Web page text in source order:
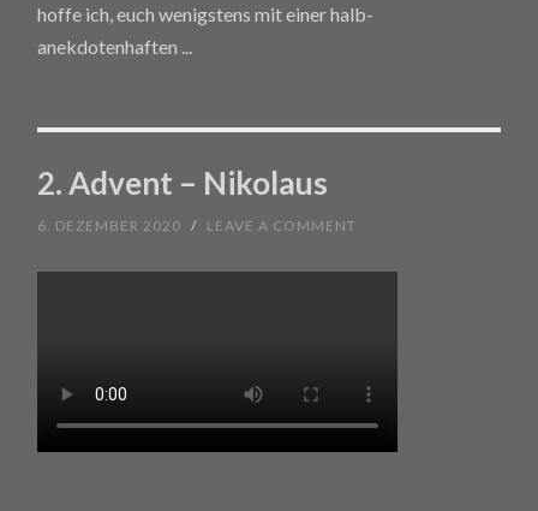
hoffe ich, euch wenigstens mit einer halb-
anekdotenhaften
2. Advent – Nikolaus
6. DEZEMBER 2020 / LEAVE A COMMENT